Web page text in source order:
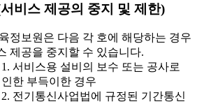
비스 제공의 중지 및 제한)
정보원은 다음 각 호에 해당하는 경우
제공을 중지할 수 있습니다.
1. 서비스용 설비의 보수 또는 공사로
인한 부득이한 경우
2. 전기통신사업법에 규정된 기간통신